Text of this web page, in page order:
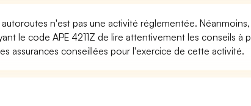
n'est pas une activité réglementée.
le code APE 4211Z de lire attentivement les conseils à
assurances conseillées pour l'exercice de cette activité.